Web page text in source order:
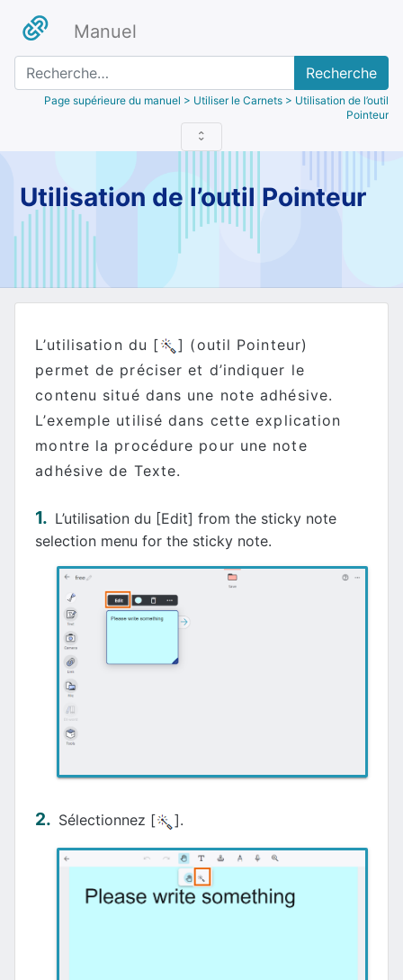
Manuel
Recherche
Page supérieure du manuel > Utiliser le Carnets > Utilisation de l’outil
Pointeur
Utilisation de l’outil Pointeur
L’utilisation du [
] (outil Pointeur)
permet de préciser et d’indiquer le
contenu situé dans une note adhésive.
L’exemple utilisé dans cette explication
montre la procédure pour une note
adhésive de Texte.
L’utilisation du [Edit] from the sticky note
selection menu for the sticky note.
Sélectionnez [ ].